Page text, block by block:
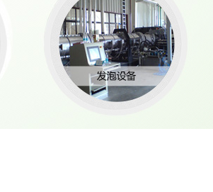
超临界二氧化碳萃取设备
气凝胶设备